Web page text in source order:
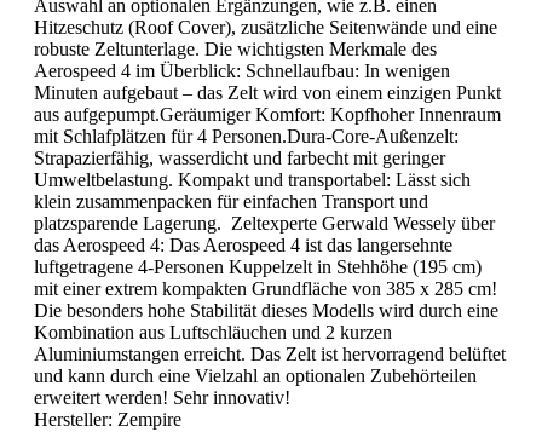
Auswahl an optionalen Ergänzungen, wie z.B. einen
Hitzeschutz (Roof Cover), zusätzliche Seitenwände und eine
robuste Zeltunterlage. Die wichtigsten Merkmale des
Aerospeed 4 im Überblick: Schnellaufbau: In wenigen
Minuten aufgebaut – das Zelt wird von einem einzigen Punkt
aus aufgepumpt.Geräumiger Komfort: Kopfhoher Innenraum
mit Schlafplätzen für 4 Personen.Dura-Core-Außenzelt:
Strapazierfähig, wasserdicht und farbecht mit geringer
Umweltbelastung. Kompakt und transportabel: Lässt sich
klein zusammenpacken für einfachen Transport und
platzsparende Lagerung. Zeltexperte Gerwald Wessely über
das Aerospeed 4: Das Aerospeed 4 ist das langersehnte
luftgetragene 4-Personen Kuppelzelt in Stehhöhe (195 cm)
mit einer extrem kompakten Grundfläche von 385 x 285 cm!
Die besonders hohe Stabilität dieses Modells wird durch eine
Kombination aus Luftschläuchen und 2 kurzen
Aluminiumstangen erreicht. Das Zelt ist hervorragend belüftet
und kann durch eine Vielzahl an optionalen Zubehörteilen
erweitert werden! Sehr innovativ!
Hersteller: Zempire